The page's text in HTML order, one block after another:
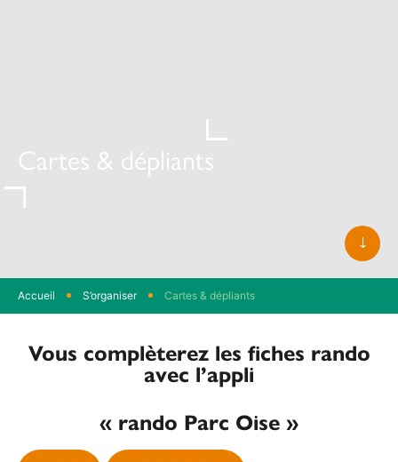
Cartes & dépliants
Accueil S’organiser Cartes & dépliants
Vous complèterez les fiches rando
avec l’appli
« rando Parc Oise »